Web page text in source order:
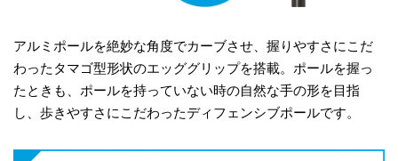
アルミポールを絶妙な角度でカーブさせ、握りやすさにこだ
わったタマゴ型形状のエッググリップを搭載。ポールを握っ
たときも、ポールを持っていない時の自然な手の形を目指
し、歩きやすさにこだわったディフェンシブポールです。